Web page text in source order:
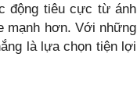
động tiêu cực từ ánh
mạnh hơn. Với những
là lựa chọn tiện lợi